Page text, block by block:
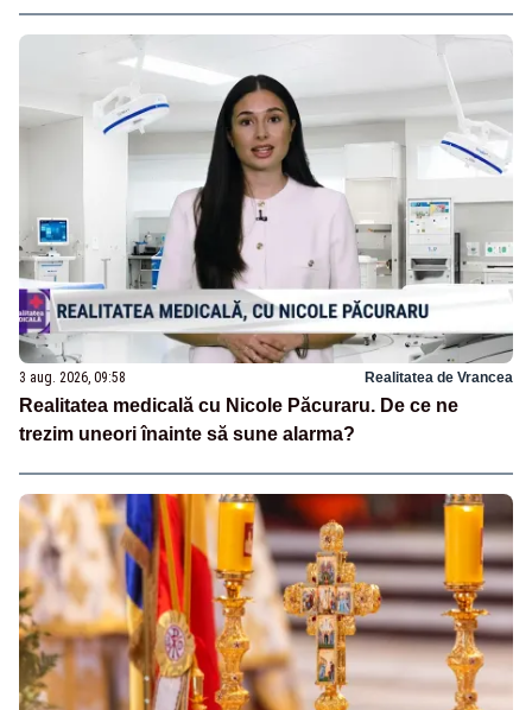
3 aug. 2026, 09:58 Realitatea de Vrancea
Realitatea medicală cu Nicole Păcuraru. De ce ne
trezim uneori înainte să sune alarma?